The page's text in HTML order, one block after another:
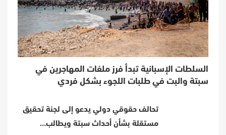
السلطات الإسبانية تبدأ فرز ملفات المهاجرين في
سبتة والبت في طلبات اللجوء بشكل فردي
تحالف حقوقي دولي يدعو إلى لجنة تحقيق
مستقلة بشأن أحداث سبتة ويطالب…